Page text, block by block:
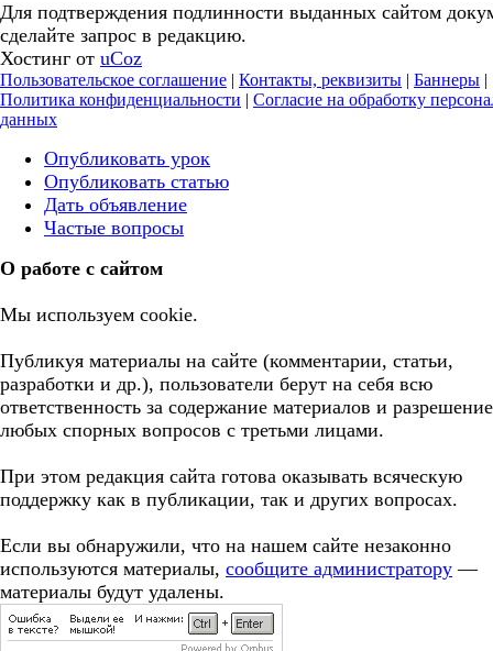
Для подтверждения подлинности выданных сайтом
сделайте запрос в редакцию.
Хостинг от uCoz
Пользовательское соглашение | Контакты, реквизиты | Баннеры |
Политика конфиденциальности | Согласие на обработку
данных
Опубликовать урок
Опубликовать статью
Дать объявление
Частые вопросы
О работе с сайтом
Мы используем cookie.
Публикуя материалы на сайте (комментарии, статьи,
разработки и др.), пользователи берут на себя всю
ответственность за содержание материалов и разрешение
любых спорных вопросов с третьми лицами.
При этом редакция сайта готова оказывать всяческую
поддержку как в публикации, так и других вопросах.
Если вы обнаружили, что на нашем сайте незаконно
используются материалы, сообщите администратору —
материалы будут удалены.